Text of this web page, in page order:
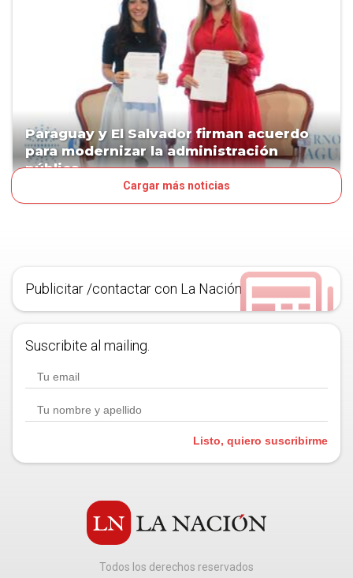
Paraguay y El Salvador firman acuerdo
para modernizar la administración
pública
Cargar más noticias
Publicitar /contactar con La Nación
Suscribite al mailing.
Listo, quiero suscribirme
Todos los derechos reservados